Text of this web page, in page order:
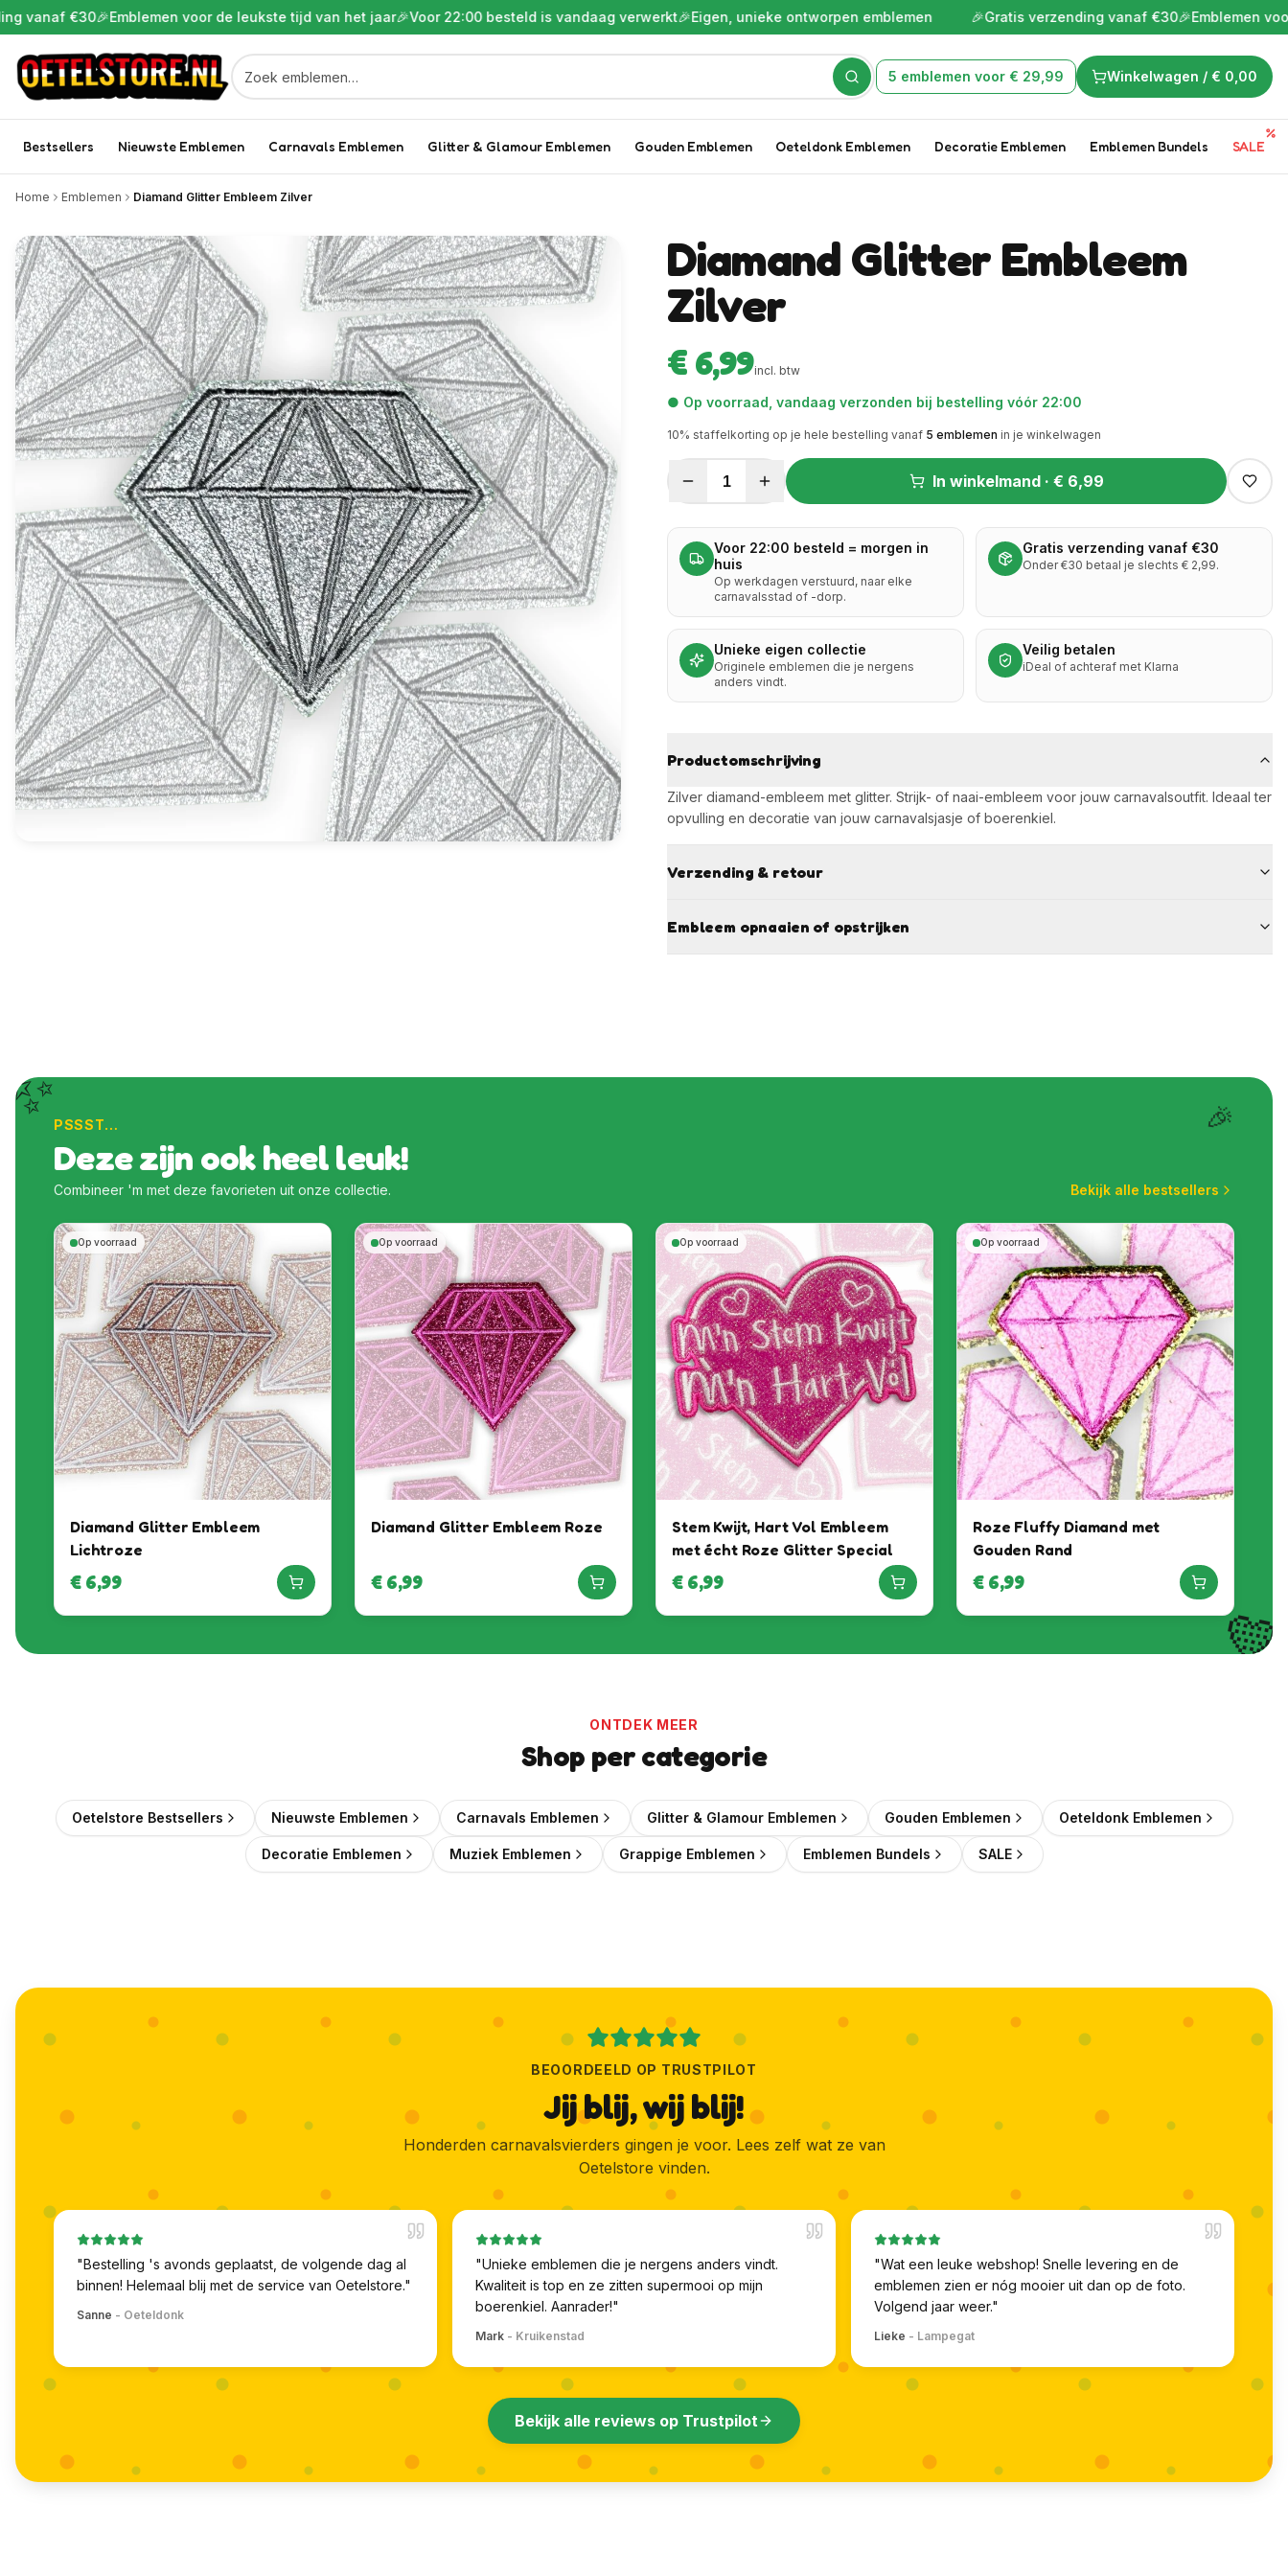
€30🎉Emblemen voor de leukste tijd van het jaar🎉Voor 22:00 besteld is vandaag verwerkt🎉Eigen, unieke ontworpen emblemen 🎉 Gratis verzending vanaf €30🎉Emblemen voor de
5 emblemen voor € 29,99 Winkelwagen / € 0,00
Bestsellers Nieuwste Emblemen Carnavals Emblemen Glitter & Glamour Emblemen Gouden Emblemen Oeteldonk Emblemen Decoratie Emblemen Emblemen Bundels SALE
Home Emblemen Diamand Glitter Embleem Zilver
Diamand Glitter Embleem
Zilver
€ 6,99incl. btw
● Op voorraad, vandaag verzonden bij bestelling vóór 22:00
10% staffelkorting op je hele bestelling vanaf 5 emblemen in je winkelwagen
1 In winkelmand · € 6,99
Voor 22:00 besteld = morgen in
huis
Op werkdagen verstuurd, naar elke
carnavalsstad of -dorp.
Gratis verzending vanaf €30
Onder €30 betaal je slechts € 2,99.
Unieke eigen collectie
Originele emblemen die je nergens
anders vindt.
Veilig betalen
iDeal of achteraf met Klarna
Productomschrijving
Zilver diamand-embleem met glitter. Strijk- of naai-embleem voor jouw carnavalsoutfit. Ideaal ter
opvulling en decoratie van jouw carnavalsjasje of boerenkiel.
Verzending & retour
Embleem opnaaien of opstrijken
✨
💛
🎉
PSSST…
Deze zijn ook heel leuk!
Combineer 'm met deze favorieten uit onze collectie. Bekijk alle bestsellers
Op voorraad
Diamand Glitter Embleem
Lichtroze
€ 6,99
Op voorraad
Diamand Glitter Embleem Roze
€ 6,99
Op voorraad
Stem Kwijt, Hart Vol Embleem
met écht Roze Glitter Special
€ 6,99
Op voorraad
Roze Fluffy Diamand met
Gouden Rand
€ 6,99
ONTDEK MEER
Shop per categorie
Oetelstore Bestsellers Nieuwste Emblemen Carnavals Emblemen Glitter & Glamour Emblemen Gouden Emblemen Oeteldonk Emblemen
Decoratie Emblemen Muziek Emblemen Grappige Emblemen Emblemen Bundels SALE
BEOORDEELD OP TRUSTPILOT
Jij blij, wij blij!
Honderden carnavalsvierders gingen je voor. Lees zelf wat ze van
Oetelstore vinden.
"Bestelling 's avonds geplaatst, de volgende dag al
binnen! Helemaal blij met de service van Oetelstore."
Sanne - Oeteldonk
"Unieke emblemen die je nergens anders vindt.
Kwaliteit is top en ze zitten supermooi op mijn
boerenkiel. Aanrader!"
Mark - Kruikenstad
"Wat een leuke webshop! Snelle levering en de
emblemen zien er nóg mooier uit dan op de foto.
Volgend jaar weer."
Lieke - Lampegat
Bekijk alle reviews op Trustpilot
Wil je elke week een leuke kortingscode in je mailbox?
🎟️Wekelijks een verse kortingscode
✨Als eerste de nieuwste emblemen
📬Geen spam, uitschrijven kan altijd